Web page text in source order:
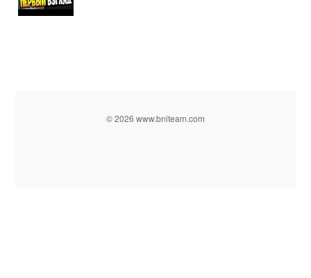
© 2026 www.bniteam.com